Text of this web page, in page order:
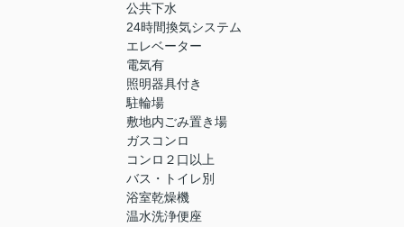
公共下水
24時間換気システム
エレベーター
電気有
照明器具付き
駐輪場
敷地内ごみ置き場
ガスコンロ
コンロ２口以上
バス・トイレ別
浴室乾燥機
温水洗浄便座